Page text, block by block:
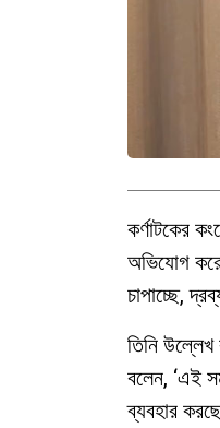
কর্ণাটকের
অভিযোগ
চাপাচ্ছে,
তিনি উল্লেখ
বলেন, ‘এই
ব্যবহার